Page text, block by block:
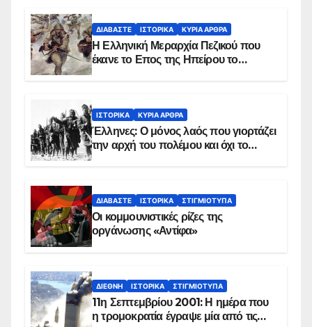
ΔΙΑΒΆΣΤΕ ΙΣΤΟΡΙΚΆ ΚΥΡΙΑ ΑΡΘΡΑ
Η Ελληνική Μεραρχία Πεζικού που
έκανε το Επος της Ηπείρου το
ΙΣΤΟΡΙΚΆ ΚΥΡΙΑ ΑΡΘΡΑ
Έλληνες: Ο μόνος λαός που γιορτάζει
την αρχή του πολέμου και όχι το
ΔΙΑΒΆΣΤΕ ΙΣΤΟΡΙΚΆ ΣΤΙΓΜΙΌΤΥΠΑ
Οι κομμουνιστικές ρίζες της
οργάνωσης «Αντίφα»
ΔΙΕΘΝΉ ΙΣΤΟΡΙΚΆ ΣΤΙΓΜΙΌΤΥΠΑ
11η Σεπτεμβρίου 2001: Η ημέρα που
η τρομοκρατία έγραψε μία από τις